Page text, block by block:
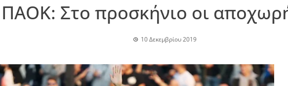
ΠΑΟΚ: Στο προσκήνιο οι
10 Δεκεμβρίου 2019